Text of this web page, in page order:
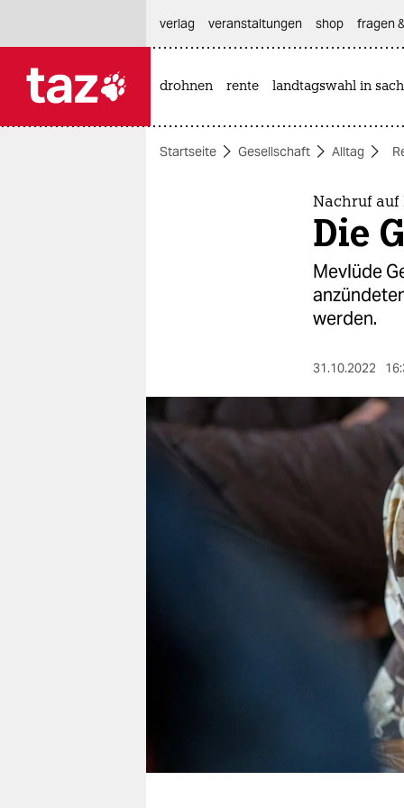
themen
nord
genossenschaft
verlag
veranstaltungen shop fragen
drohnen rente landtagswahl in
Startseite Gesellschaft Alltag
Nachruf auf
Die
Mevlüde
werden.
31.10.2022